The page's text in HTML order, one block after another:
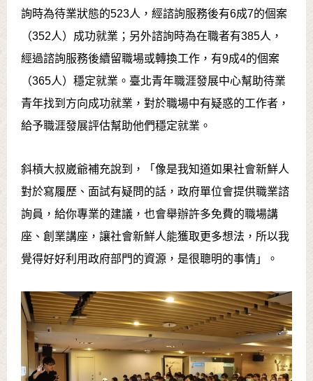
詢時為待業狀態的523人，經諮詢服務後有6成7的個案
（352人）成功就業；另外諮詢時為在職者有385人，
經過諮詢服務後續留職場或轉換工作，有9成4的個案
（365人）穩定就業。臺北青年職涯發展中心幫助待業
青年找到方向成功就業，對於職場中有疑惑的工作者，
給予職涯發展評估幫助他們穩定就業。
斜槓大叔崴爺補充說到，「像是我知道如果社會新鮮人
對於寫履歷、面試有疑問的話，政府單位會提供職業諮
詢員，給你專業的建議，也會舉辦許多免費的職場講
座、創業講座，讓社會新鮮人能獲取更多想法，所以我
覺得好好利用政府部門的資源，是很聰明的事情」。